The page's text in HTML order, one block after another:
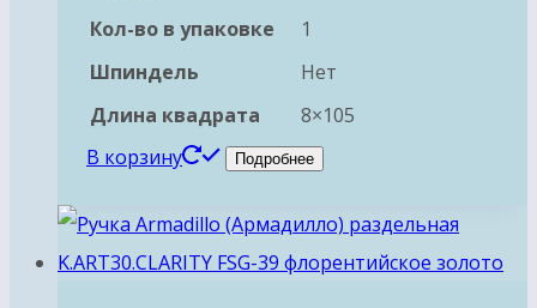
Кол-во в упаковке
1
Шпиндель
Нет
Длина квадрата
8×105
В корзину
Подробнее